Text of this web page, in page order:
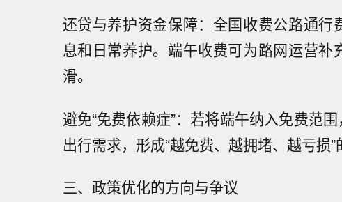
还贷与养护资金保障：全国收费公路通行
息和日常养护。端午收费可为路网运营
滑。
避免“免费依赖症”：若将端午纳入免费范
出行需求，形成“越免费、越拥堵、越亏损”
三、政策优化的方向与争议